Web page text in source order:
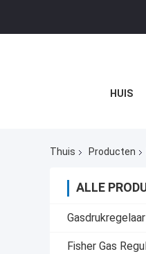
HUIS
Thuis Producten
ALLE
Gasdrukregelaar
Fisher Gas